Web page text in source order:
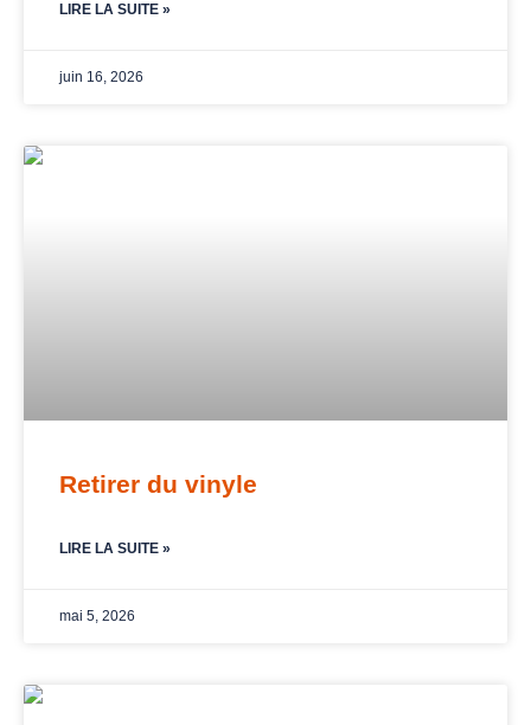
LIRE LA SUITE »
juin 16, 2026
Retirer du vinyle
LIRE LA SUITE »
mai 5, 2026